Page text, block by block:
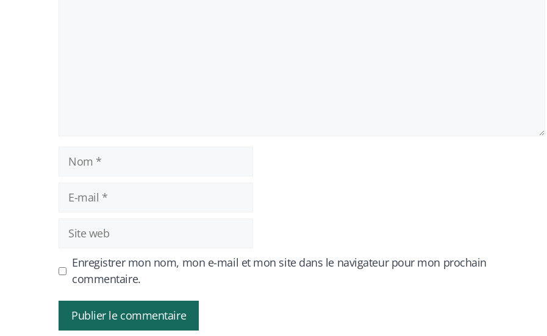
Nom
mail
Site
web
Enregistrer mon nom, mon e-mail et mon site dans le navigateur pour mon prochain
commentaire.